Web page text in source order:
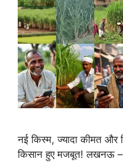
नई किस्म, ज्यादा कीमत और
किसान हुए मजबूत! लखनऊ